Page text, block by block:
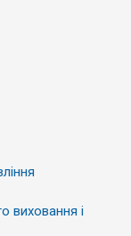
виховання і